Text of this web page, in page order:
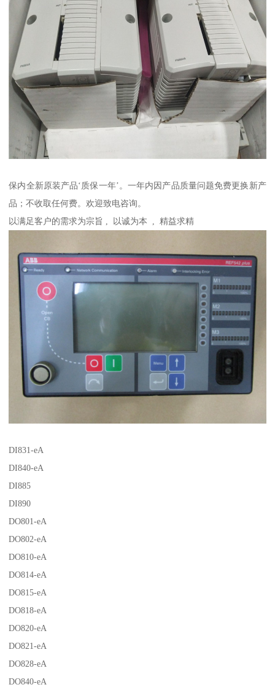
保内全新原装产品‘质保一年’。一年内因产品质量问题免费更换新产
品；不收取任何费。欢迎致电咨询。
以满足客户的需求为宗旨 , 以诚为本 , 精益求精
DI831-eA
DI840-eA
DI885
DI890
DO801-eA
DO802-eA
DO810-eA
DO814-eA
DO815-eA
DO818-eA
DO820-eA
DO821-eA
DO828-eA
DO840-eA